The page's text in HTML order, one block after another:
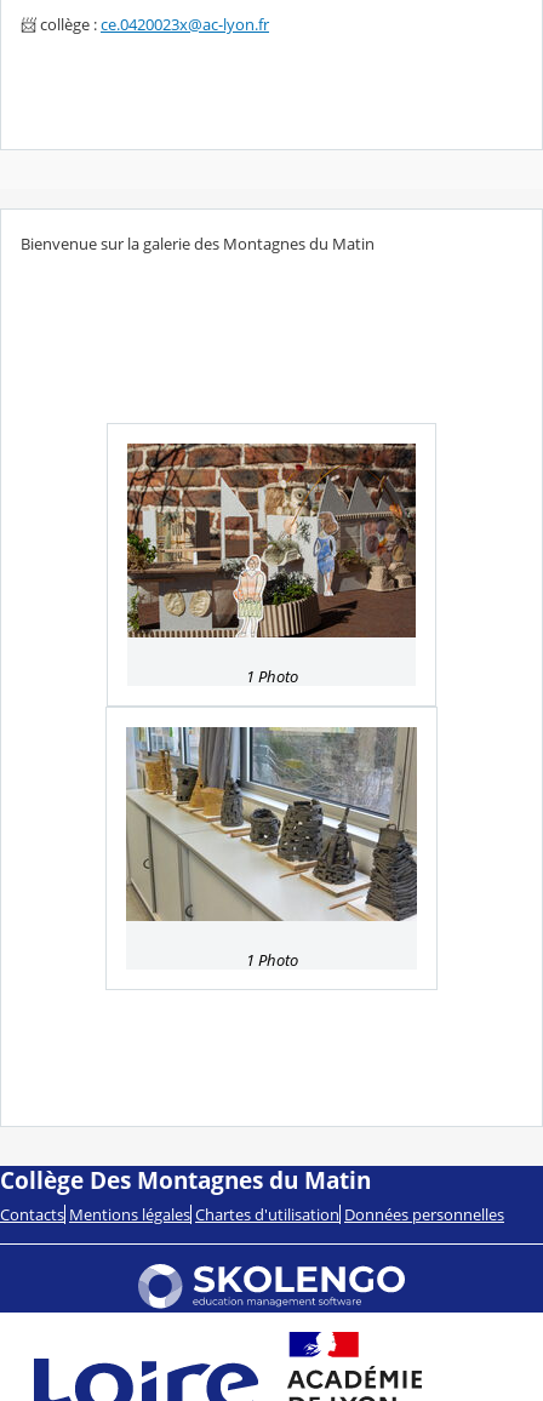
📨 collège :ce.0420023x@ac-lyon.fr
Bienvenue sur la galerie des Montagnes du Matin
1 Photo
1 Photo
Collège Des Montagnes du Matin
Contacts Mentions légales Chartes d'utilisation Données personnelles